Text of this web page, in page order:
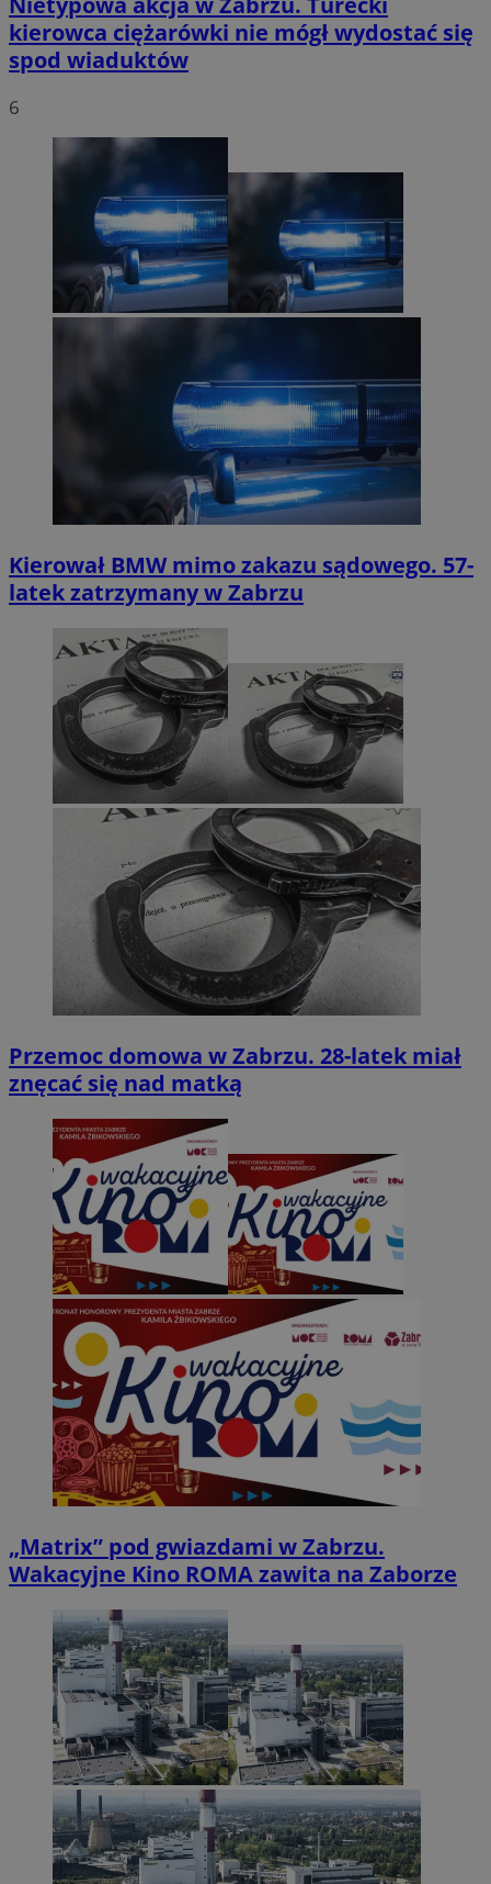
kierowca ciężarówki nie mógł wydostać się
spod wiaduktów
6
Kierował BMW mimo zakazu sądowego. 57-
latek zatrzymany w Zabrzu
Przemoc domowa w Zabrzu. 28-latek miał
znęcać się nad matką
„Matrix” pod gwiazdami w Zabrzu.
Wakacyjne Kino ROMA zawita na Zaborze